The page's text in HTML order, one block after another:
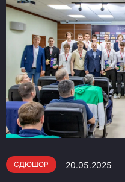
СДЮШОР 20.05.2025